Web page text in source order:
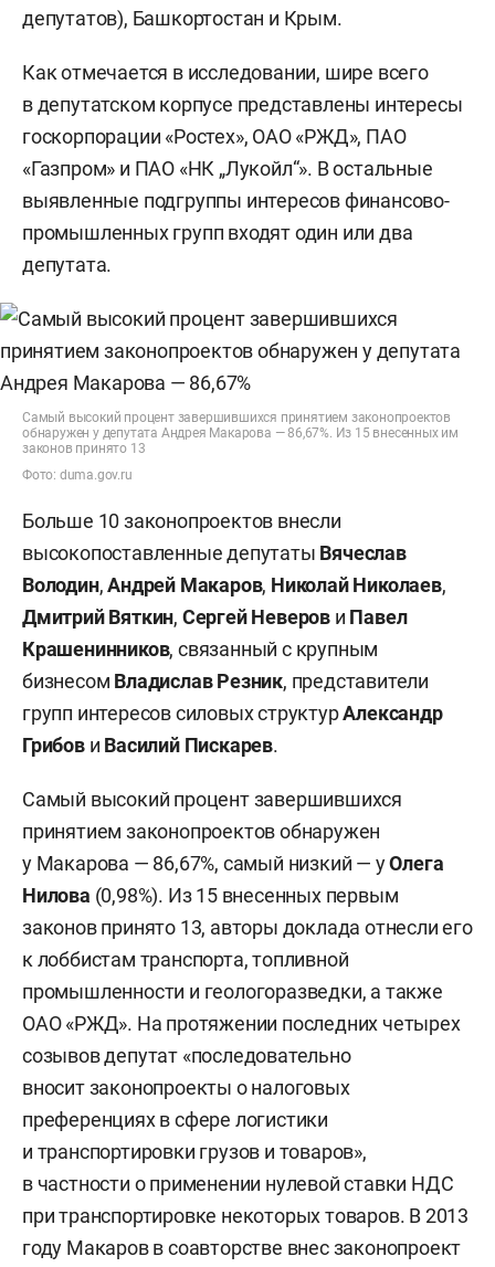
депутатов), Башкортостан и Крым.
Как отмечается в исследовании, шире всего
в депутатском корпусе представлены интересы
госкорпорации «Ростех», ОАО «РЖД», ПАО
«Газпром» и ПАО «НК „Лукойл“». В остальные
выявленные подгруппы интересов финансово-
промышленных групп входят один или два
депутата.
Самый высокий процент завершившихся принятием законопроектов
обнаружен у депутата Андрея Макарова — 86,67%. Из 15 внесенных им
законов принято 13
Фото: duma.gov.ru
Больше 10 законопроектов внесли
высокопоставленные депутаты Вячеслав
Володин,Андрей Макаров, Николай Николаев,
Дмитрий Вяткин, Сергей Неверов и Павел
Крашенинников, связанный с крупным
бизнесом Владислав Резник, представители
групп интересов силовых структурАлександр
Грибови Василий Пискарев.
Самый высокий процент завершившихся
принятием законопроектов обнаружен
у Макарова — 86,67%, самый низкий — уОлега
Нилова (0,98%). Из 15 внесенных первым
законов принято 13, авторы доклада отнесли его
к лоббистам транспорта, топливной
промышленности и геологоразведки, а также
ОАО «РЖД». На протяжении последних четырех
созывов депутат «последовательно
вносит законопроекты о налоговых
преференциях в сфере логистики
и транспортировки грузов и товаров»,
в частности о применении нулевой ставки НДС
при транспортировке некоторых товаров. В 2013
году Макаров в соавторстве внес законопроект